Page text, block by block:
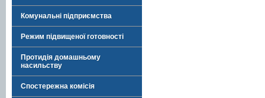
Комунальні підприємства
Режим підвищеної готовності
Протидія домашньому
насильству
Спостережна комісія